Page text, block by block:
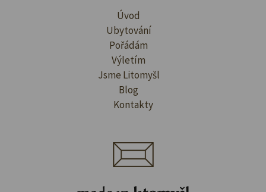
Úvod
Ubytování
Pořádám
Výletím
Jsme Litomyšl
Blog
Kontakty